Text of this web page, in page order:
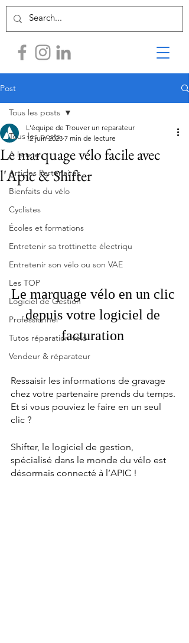
Post
Tous les posts
A la une
Articles Partenaires
Bienfaits du vélo
Cyclistes
Écoles et formations
Entretenir sa trottinette électriqu
Entretenir son vélo ou son VAE
Les TOP
Logiciel de Gestion
Professionnel
Tutos réparation vélo
Vendeur & réparateur
Tous les posts
Le marquage vélo facile avec
l'Apic & Shifter
L'équipe de Trouver un reparateur
12 juin 2023 7 min de lecture
Le marquage vélo en un clic
depuis votre logiciel de
facturation
Ressaisir les informations de gravage
chez votre partenaire prends du temps.
Et si vous pouviez le faire en un seul
clic ?
Shifter, le logiciel de gestion,
spécialisé dans le monde du vélo est
désormais connecté à l’APIC !